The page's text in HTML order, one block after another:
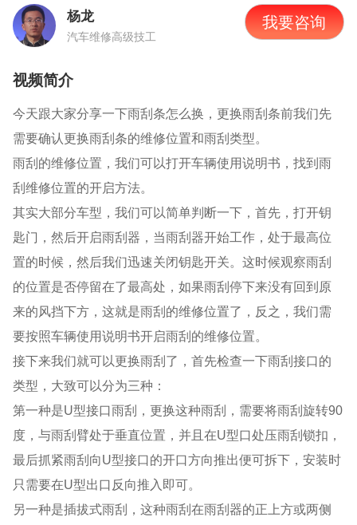
杨龙
汽车维修高级技工
我要咨询
视频简介
今天跟大家分享一下雨刮条怎么换，更换雨刮条前我们先
需要确认更换雨刮条的维修位置和雨刮类型。
雨刮的维修位置，我们可以打开车辆使用说明书，找到雨
刮维修位置的开启方法。
其实大部分车型，我们可以简单判断一下，首先，打开钥
匙门，然后开启雨刮器，当雨刮器开始工作，处于最高位
置的时候，然后我们迅速关闭钥匙开关。这时候观察雨刮
的位置是否停留在了最高处，如果雨刮停下来没有回到原
来的风挡下方，这就是雨刮的维修位置了，反之，我们需
要按照车辆使用说明书开启雨刮的维修位置。
接下来我们就可以更换雨刮了，首先检查一下雨刮接口的
类型，大致可以分为三种：
第一种是U型接口雨刮，更换这种雨刮，需要将雨刮旋转90
度，与雨刮臂处于垂直位置，并且在U型口处压雨刮锁扣，
最后抓紧雨刮向U型接口的开口方向推出便可拆下，安装时
只需要在U型出口反向推入即可。
另一种是插拔式雨刮，这种雨刮在雨刮器的正上方或两侧